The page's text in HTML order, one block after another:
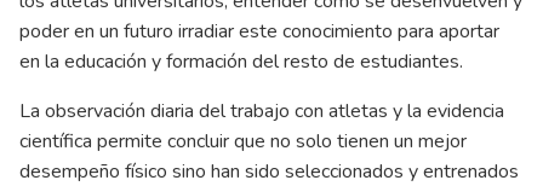
poder en un futuro irradiar este conocimiento para aportar
en la educación y formación del resto de estudiantes.
La observación diaria del trabajo con atletas y la evidencia
científica permite concluir que no solo tienen un mejor
desempeño físico sino han sido seleccionados y entrenados